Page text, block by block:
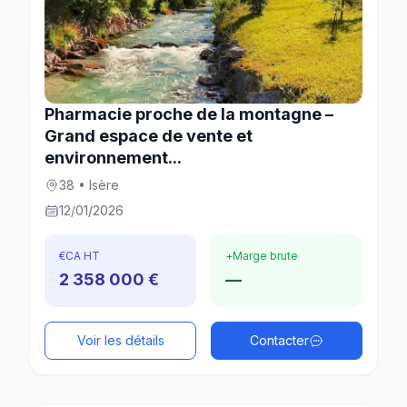
Pharmacie proche de la montagne –
Grand espace de vente et
environnement...
38 • Isère
12/01/2026
€CA HT
2 358 000 €
+Marge brute
—
Voir les détails Contacter